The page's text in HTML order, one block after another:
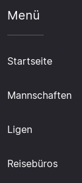
Menü
Startseite
Mannschaften
Ligen
Reisebüros